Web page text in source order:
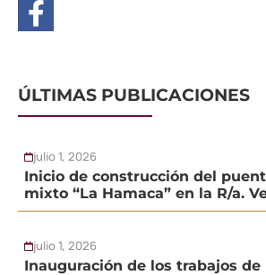
ÚLTIMAS PUBLICACIONES
julio 1, 2026
Inicio de construcción del
mixto “La Hamaca” en la R/a.
julio 1, 2026
Inauguración de los trabajos